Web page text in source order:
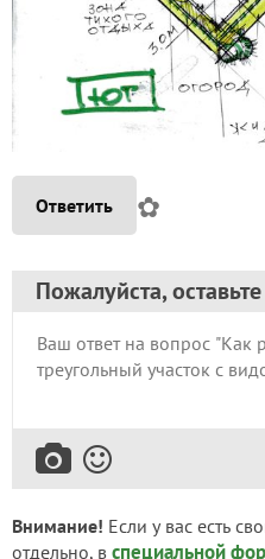
Ответить ✿
Пожалуйста,
Внимание! Если у вас есть
отдельно, в специальной